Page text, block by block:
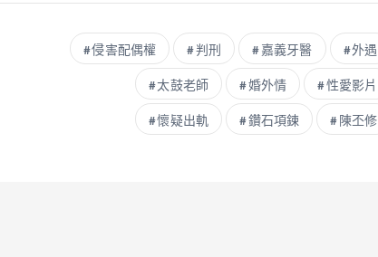
侵害配偶權 判刑 嘉義牙醫 外遇
太鼓老師 婚外情 性愛影片
懷疑出軌 鑽石項鍊 陳丕修